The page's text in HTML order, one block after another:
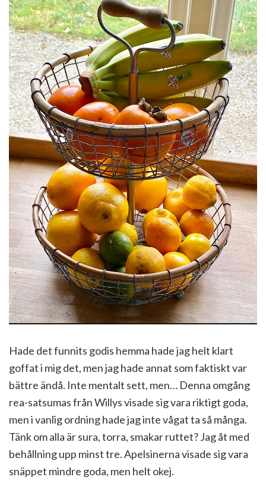
Hade det funnits godis hemma hade jag helt klart
goffat i mig det, men jag hade annat som faktiskt var
bättre ändå. Inte mentalt sett, men… Denna omgång
rea-satsumas från Willys visade sig vara riktigt goda,
men i vanlig ordning hade jag inte vågat ta så många.
Tänk om alla är sura, torra, smakar ruttet? Jag åt med
behållning upp minst tre. Apelsinerna visade sig vara
snäppet mindre goda, men helt okej.